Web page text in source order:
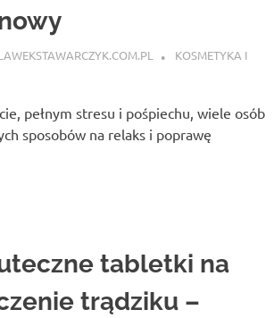
KOSMETYKA I
pełnym stresu i pośpiechu, wiele osób
sposobów na relaks i poprawę
tabletki na
trądziku –